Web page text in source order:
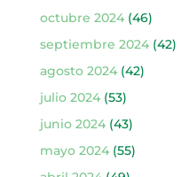
octubre 2024(46)
septiembre 2024(42)
agosto 2024(42)
julio 2024(53)
junio 2024(43)
mayo 2024(55)